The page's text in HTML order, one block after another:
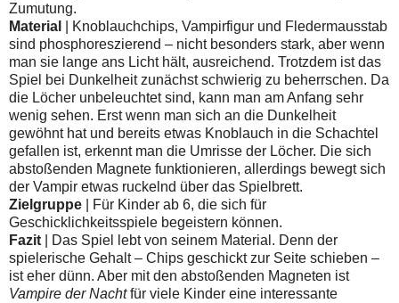
Zumutung.
Material
| Knoblauchchips, Vampirfigur und Fledermausstab
sind phosphoreszierend – nicht besonders stark, aber wenn
man sie lange ans Licht hält, ausreichend. Trotzdem ist das
Spiel bei Dunkelheit zunächst schwierig zu beherrschen. Da
die Löcher unbeleuchtet sind, kann man am Anfang sehr
wenig sehen. Erst wenn man sich an die Dunkelheit
gewöhnt hat und bereits etwas Knoblauch in die Schachtel
gefallen ist, erkennt man die Umrisse der Löcher. Die sich
abstoßenden Magnete funktionieren, allerdings bewegt sich
der Vampir etwas ruckelnd über das Spielbrett.
Zielgruppe | Für Kinder ab 6, die sich für
Geschicklichkeitsspiele begeistern können.
Fazit | Das Spiel lebt von seinem Material. Denn der
spielerische Gehalt – Chips geschickt zur Seite schieben –
ist eher dünn. Aber mit den abstoßenden Magneten ist
Vampire der Nachtfür viele Kinder eine interessante